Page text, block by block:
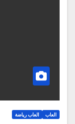
العاب العاب رياضة